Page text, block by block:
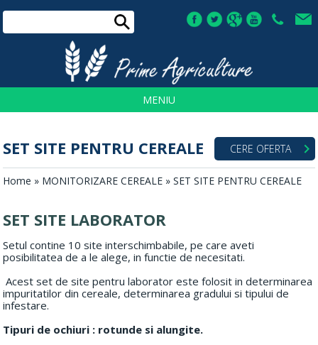
TEL:
933
MENIU
SET SITE PENTRU CEREALE CERE OFERTA
Home » MONITORIZARE CEREALE » SET SITE PENTRU CEREALE
SET SITE LABORATOR
Setul contine 10 site interschimbabile, pe care aveti
posibilitatea de a le alege, in functie de necesitati.
Acest set de site pentru laborator este folosit in determinarea
impuritatilor din cereale, determinarea gradului si tipului de
infestare.
Tipuri de ochiuri : rotunde si alungite.